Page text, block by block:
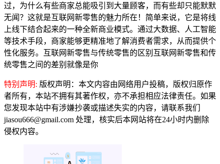
过，为什么有些商家总能吸引到大量顾客，而有些却只能默默
无闻？这就是互联网新零售的魅力所在！简单来说，它是将线
上线下结合起来的一种全新商业模式。通过大数据、人工智能
等技术手段，商家能够更精准地了解消费者需求，从而提供个
性化服务。互联网新零售与传统零售的区别互联网新零售和传
统零售之间的差别就像是你
特别声明: 版权声明：本文内容由网络用户投稿，版权归原作
者所有，本站不拥有其著作权，亦不承担相应法律责任。如果
您发现本站中有涉嫌抄袭或描述失实的内容，请联系我们
jiasou666@gmail.com 处理，核实后本网站将在24小时内删除
侵权内容。